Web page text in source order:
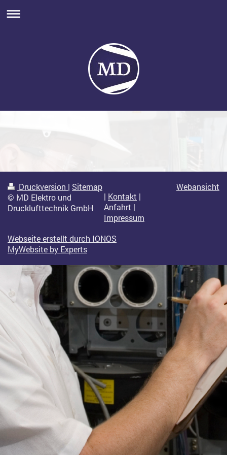
Druckversion | Sitemap
© MD Elektro und
Drucklufttechnik GmbH
| Kontakt |
Anfahrt |
Impressum
Webseite erstellt durch IONOS
MyWebsite by Experts
Webansicht